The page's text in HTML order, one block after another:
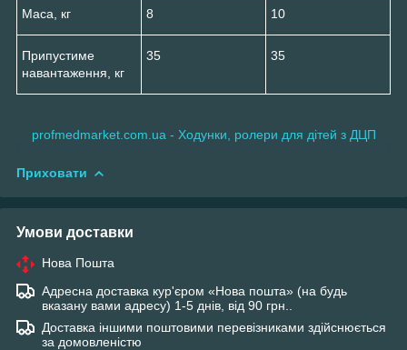
Маса, кг 8 10
Припустиме
навантаження, кг
35 35
profmedmarket.com.ua - Ходунки, ролери для дітей з ДЦП
Приховати
Умови доставки
Нова Пошта
Адресна доставка кур'єром «Нова пошта» (на будь
вказану вами адресу) 1-5 днів, від 90 грн..
Доставка іншими поштовими перевізниками здійснюється
за домовленістю